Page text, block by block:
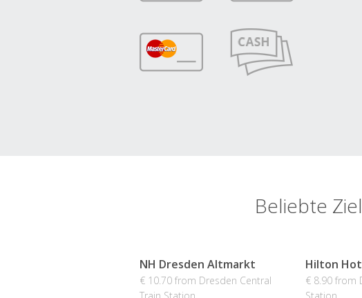
Beliebte
NH Dresden Altmarkt
€ 10.70 from Dresden Central
Hilton
€ 8.90 from